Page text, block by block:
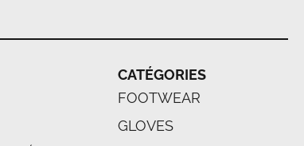
CATÉGORIES
FOOTWEAR
GLOVES